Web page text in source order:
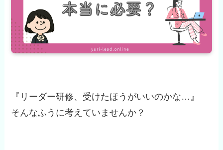
『リーダー研修、受けたほうがいいのかな…』
そんなふうに考えていませんか？